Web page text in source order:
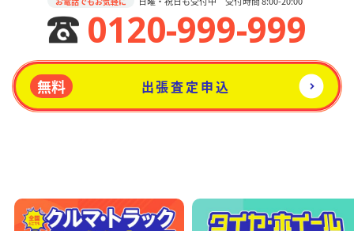
0120-999-999
無料 出張査定申込